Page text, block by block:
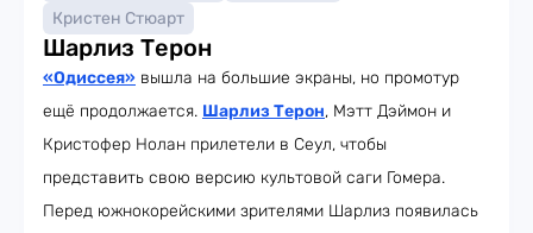
Кристен Стюарт
Шарлиз Терон
«Одиссея» вышла на большие экраны, но промотур
ещё продолжается. Шарлиз Терон, Мэтт Дэймон и
Кристофер Нолан прилетели в Сеул, чтобы
представить свою версию культовой саги Гомера.
Перед южнокорейскими зрителями Шарлиз появилась